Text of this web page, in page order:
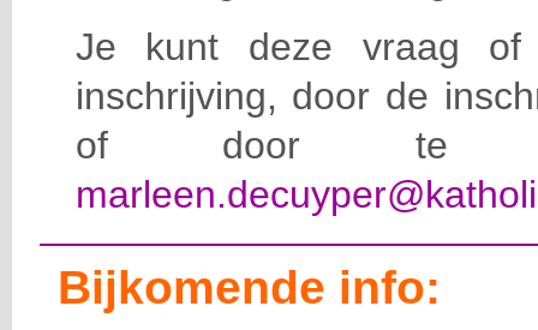
Je kunt deze vraag of
inschrijving, door de
of door te e-
Bijkomende info: